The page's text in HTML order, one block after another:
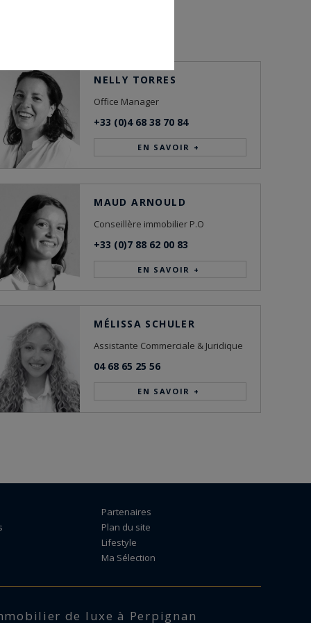
NELLY TORRES
Office Manager
+33 (0)4 68 38 70 84
EN SAVOIR +
MAUD ARNOULD
Conseillère immobilier P.O
+33 (0)7 88 62 00 83
EN SAVOIR +
MÉLISSA SCHULER
Assistante Commerciale & Juridique
04 68 65 25 56
EN SAVOIR +
Partenaires
Plan du site
Lifestyle
Ma Sélection
de luxe à Perpignan